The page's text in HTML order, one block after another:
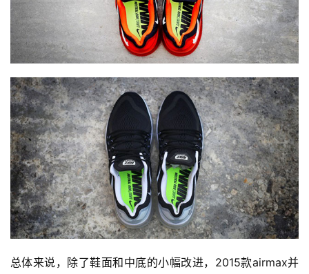
比
赛
观
察
装
备
训
练
频
总体来说，除了鞋面和中底的小幅改进，2015款airmax并